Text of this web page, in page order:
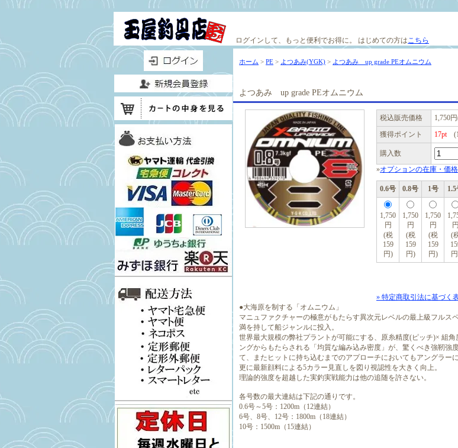
ログインして、もっと便利でお得に。 はじめての方はこちら
ホーム > PE > よつあみ(YGK) > よつあみ up grade PEオムニウム
よつあみ up grade PEオムニウム
税込販売価格
1,750
獲得ポイント
17pt
購入数
»オプションの在庫・価
0.6号 0.8号 1号
1,750
円
(税
159
円)
1,750
円
(税
159
円)
1,750
円
(税
159
円)
円
(
» 特定商取引法に基づく
●大海原を制する「オムニウム」
マニュファクチャーの極意がもたらす異次元レベルの最上級フルス
満を持して船ジャンルに投入。
世界最大規模の弊社プラントが可能にする、原糸精度(ピッチ)× 組
ングからもたらされる「均質な編み込み密度」が、驚くべき強靭
て、またヒットに持ち込むまでのアプローチにおいてもアングラー
更に最新顔料による5カラー見直しを図り視認性を大きく向上。
理論的強度を超越した実釣実戦能力は他の追随を許さない。
各号数の最大連結は下記の通りです。
0.6号～5号：1200m（12連結）
6号、8号、12号：1800m（18連結）
10号：1500m（15連結）